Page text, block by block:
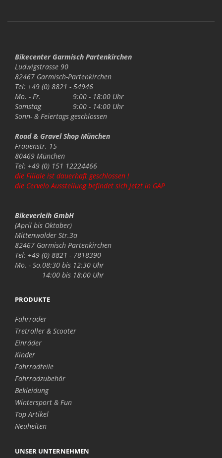
Bikecenter Garmisch Partenkirchen
Ludwigstrasse 90
82467 Garmisch-Partenkirchen
Tel: +49 (0) 8821 - 54946
Mo. - Fr.
9:00 - 18:00 Uhr
Samstag
9:00 - 14:00 Uhr
Sonn- & Feiertags geschlossen
Road & Gravel Shop München
Frauenstr. 15
80469 München
Tel: +49 (0) 151 12224466
die Filiale ist dauerhaft geschlossen !
die Cervelo Ausstellung befindet sich jetzt in GAP
Bikeverleih GmbH
(April bis Oktober)
Mittenwalder Str.3a
82467 Garmisch Partenkirchen
Tel: +49 (0) 8821 - 7818390
Mo. - So.08:30 bis 12:30 Uhr
14:00 bis 18:00 Uhr
PRODUKTE
Fahrräder
Tretroller & Scooter
Einräder
Kinder
Fahrradteile
Fahrradzubehör
Bekleidung
Wintersport & Fun
Top Artikel
Neuheiten
UNSER UNTERNEHMEN